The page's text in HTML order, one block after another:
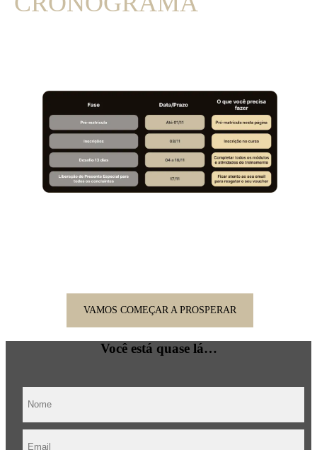
VAMOS COMEÇAR A PROSPERAR
Você está quase lá…